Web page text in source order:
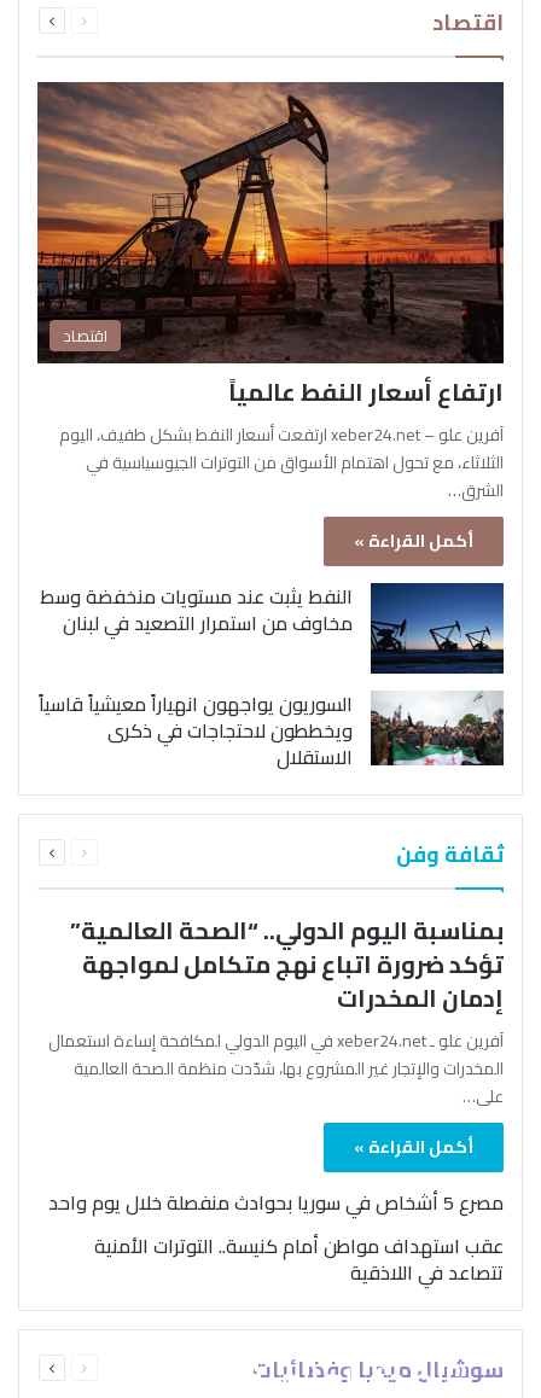
اقتصاد الصفحةالصفحة
اقتصاد
ارتفاع أسعار النفط عالمياً
آفرين علو – xeber24.net ارتفعت أسعار النفط بشكل طفيف، اليوم
الثلاثاء، مع تحول اهتمام الأسواق من التوترات الجيوسياسية في
الشرق…
أكمل القراءة »
النفط يثبت عند مستويات منخفضة وسط
مخاوف من استمرار التصعيد في لبنان
السوريون يواجهون انهياراً معيشياً قاسياً
ويخططون لاحتجاجات في ذكرى
الاستقلال
ثقافة وفن الصفحةالصفحة
بمناسبة اليوم الدولي.. “الصحة العالمية”
تؤكد ضرورة اتباع نهج متكامل لمواجهة
إدمان المخدرات
آفرين علو ـ xeber24.net في اليوم الدولي لمكافحة إساءة استعمال
المخدرات والإتجار غير المشروع بها، شدّدت منظمة الصحة العالمية
على…
أكمل القراءة »
مصرع 5 أشخاص في سوريا بحوادث منفصلة خلال يوم واحد
عقب استهداف مواطن أمام كنيسة.. التوترات الأمنية
تتصاعد في اللاذقية
سوشيال ميديا وفضائيات الصفحةالصفحة
بمناسبة اليوم الدولي..
“الصحة العالمية” تؤكد